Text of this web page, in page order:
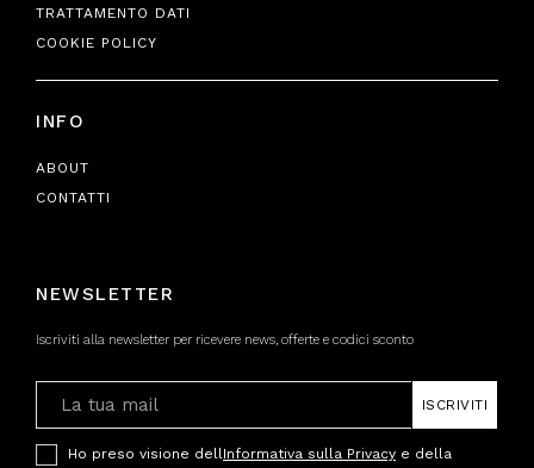
TRATTAMENTO DATI
COOKIE POLICY
INFO
ABOUT
CONTATTI
NEWSLETTER
Iscriviti alla newsletter per ricevere news, offerte e codici sconto
ISCRIVITI
Ho preso visione dell Informativa sulla Privacy e della